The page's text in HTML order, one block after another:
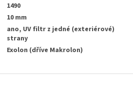
1490
10 mm
ano, UV filtr z jedné (exteriérové)
strany
Exolon (dříve Makrolon)